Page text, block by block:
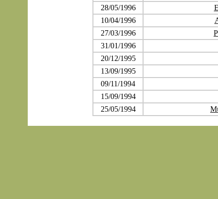
28/05/1996
10/04/1996
27/03/1996
31/01/1996
20/12/1995
13/09/1995
09/11/1994
15/09/1994
25/05/1994